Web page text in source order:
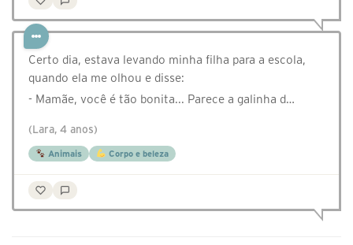
Certo dia, estava levando minha filha para a escola,
quando ela me olhou e disse:
- Mamãe, você é tão bonita... Parece a galinha d…
(Lara, 4 anos)
Animais Corpo e beleza